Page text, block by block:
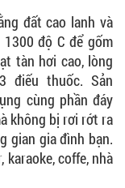
đất cao lanh và
độ C để gốm
tàn hơi cao, lòng
điếu thuốc. Sản
cùng phần đáy
không bị rơi rớt ra
gian gia đình bạn.
coffe, nhà